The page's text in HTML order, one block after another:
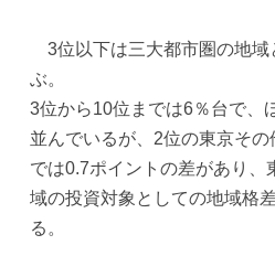
3位以下は三大都市圏の地域
ぶ。
3位から10位までは6％台で、
並んでいるが、2位の東京そ
では0.7ポイントの差があり、
域の投資対象としての地域格
る。